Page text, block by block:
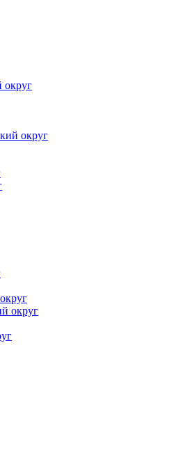
округ
округ
округ